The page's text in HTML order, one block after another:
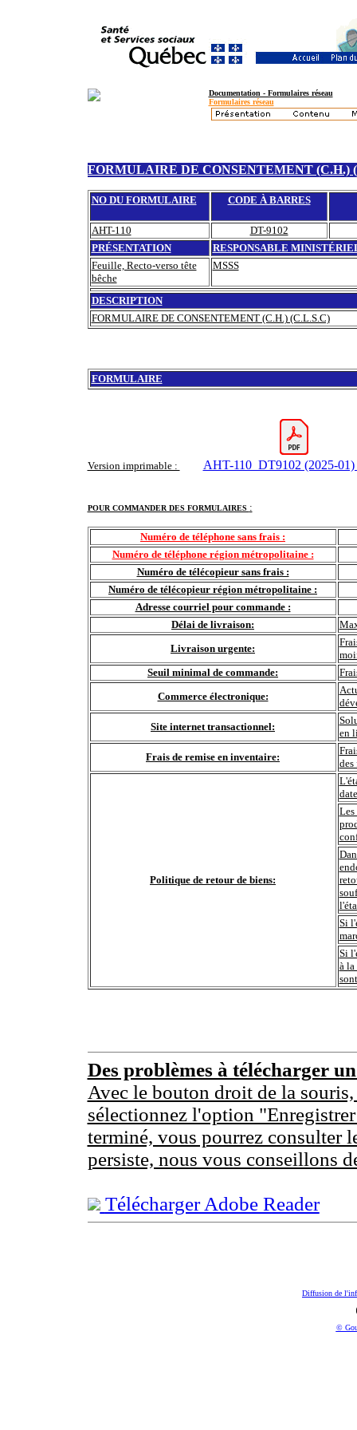
Documentation - Formulaires réseau
Formulaires réseau
FORMULAIRE DE CONSENTEMENT (C.H.)
NO DU FORMULAIRE CODE À BARRES
AHT-110
DT-9102
PRÉSENTATION
RESPONSABLE
Feuille, Recto-verso tête
bêche
MSSS
DESCRIPTION
FORMULAIRE DE CONSENTEMENT (C.H.) (C.L.S.C)
FORMULAIRE
Version imprimable : AHT-110_DT9102 (2025-01)
POUR COMMANDER DES FORMULAIRES :
Numéro de téléphone sans frais :
Numéro de téléphone région métropolitaine :
Numéro de télécopieur sans frais :
Numéro de télécopieur région métropolitaine :
Adresse courriel pour commande :
Délai de livraison:
Livraison urgente:
Seuil minimal de commande:
Commerce électronique:
Site internet transactionnel:
en
Frais de remise en inventaire:
des
Politique de retour de biens:
Les
Si
Si
à la
Des problèmes à télécharger
Avec le bouton droit de la
sélectionnez l'option
terminé, vous pourrez consulter
persiste, nous vous conseillons
Télécharger Adobe Reader
Diffusion de
©